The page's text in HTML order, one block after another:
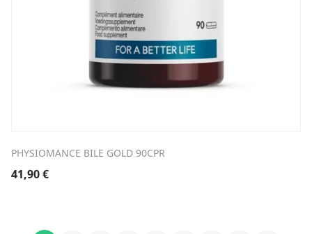
PHYSIOMANCE BILE GOLD 90CPR
41,90€